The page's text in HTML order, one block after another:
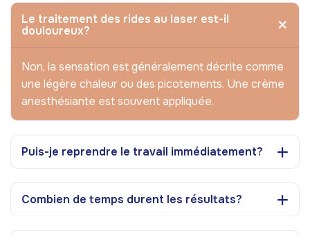
Le traitement des rides au laser est-il
douloureux?
Non, la sensation est généralement décrite comme
une légère chaleur ou des picotements. Une crème
anesthésiante est souvent appliquée.
Puis-je reprendre le travail immédiatement?
Combien de temps durent les résultats?